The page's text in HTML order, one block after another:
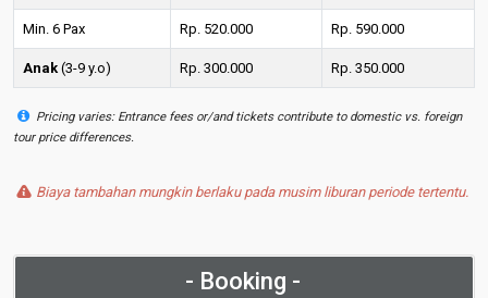
Min. 6 Pax Rp. 520.000 Rp. 590.000
Anak (3-9 y.o) Rp. 300.000 Rp. 350.000
Pricing varies: Entrance fees or/and tickets contribute to domestic vs. foreign
tour price differences.
Biaya tambahan mungkin berlaku pada musim liburan periode tertentu.
- Booking -